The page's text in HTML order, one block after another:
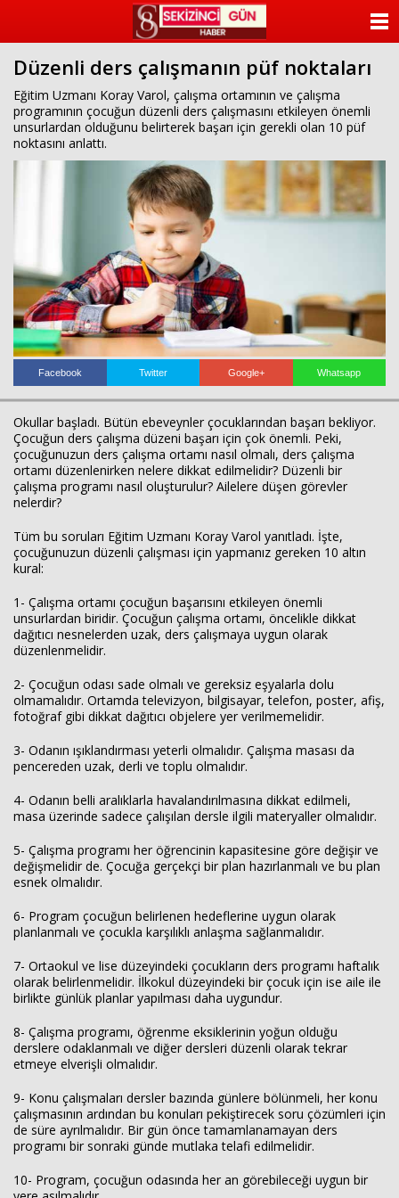
beylikdüzü
escort
beylikdüzü
escort
bayan
beylikdüzü
escort
bayan
Düzenli ders çalışmanın püf noktaları
Eğitim Uzmanı Koray Varol, çalışma ortamının ve çalışma
programının çocuğun düzenli ders çalışmasını etkileyen önemli
unsurlardan olduğunu belirterek başarı için gerekli olan 10 püf
noktasını anlattı.
Facebook Twitter Google+ Whatsapp
Okullar başladı. Bütün ebeveynler çocuklarından başarı bekliyor.
Çocuğun ders çalışma düzeni başarı için çok önemli. Peki,
çocuğunuzun ders çalışma ortamı nasıl olmalı, ders çalışma
ortamı düzenlenirken nelere dikkat edilmelidir? Düzenli bir
çalışma programı nasıl oluşturulur? Ailelere düşen görevler
nelerdir?
Tüm bu soruları Eğitim Uzmanı Koray Varol yanıtladı. İşte,
çocuğunuzun düzenli çalışması için yapmanız gereken 10 altın
kural:
1- Çalışma ortamı çocuğun başarısını etkileyen önemli
unsurlardan biridir. Çocuğun çalışma ortamı, öncelikle dikkat
dağıtıcı nesnelerden uzak, ders çalışmaya uygun olarak
düzenlenmelidir.
2- Çocuğun odası sade olmalı ve gereksiz eşyalarla dolu
olmamalıdır. Ortamda televizyon, bilgisayar, telefon, poster, afiş,
fotoğraf gibi dikkat dağıtıcı objelere yer verilmemelidir.
3- Odanın ışıklandırması yeterli olmalıdır. Çalışma masası da
pencereden uzak, derli ve toplu olmalıdır.
4- Odanın belli aralıklarla havalandırılmasına dikkat edilmeli,
masa üzerinde sadece çalışılan dersle ilgili materyaller olmalıdır.
5- Çalışma programı her öğrencinin kapasitesine göre değişir ve
değişmelidir de. Çocuğa gerçekçi bir plan hazırlanmalı ve bu plan
esnek olmalıdır.
6- Program çocuğun belirlenen hedeflerine uygun olarak
planlanmalı ve çocukla karşılıklı anlaşma sağlanmalıdır.
7- Ortaokul ve lise düzeyindeki çocukların ders programı haftalık
olarak belirlenmelidir. İlkokul düzeyindeki bir çocuk için ise aile ile
birlikte günlük planlar yapılması daha uygundur.
8- Çalışma programı, öğrenme eksiklerinin yoğun olduğu
derslere odaklanmalı ve diğer dersleri düzenli olarak tekrar
etmeye elverişli olmalıdır.
9- Konu çalışmaları dersler bazında günlere bölünmeli, her konu
çalışmasının ardından bu konuları pekiştirecek soru çözümleri için
de süre ayrılmalıdır. Bir gün önce tamamlanamayan ders
programı bir sonraki günde mutlaka telafi edilmelidir.
10- Program, çocuğun odasında her an görebileceği uygun bir
KATEGORİLER
YAZARLAR
FOTO GALERİ
İLETİŞİM
Haberin Doğru Adresi.